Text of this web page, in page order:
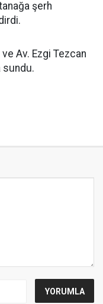
şerh
ve Av. Ezgi Tezcan
sundu.